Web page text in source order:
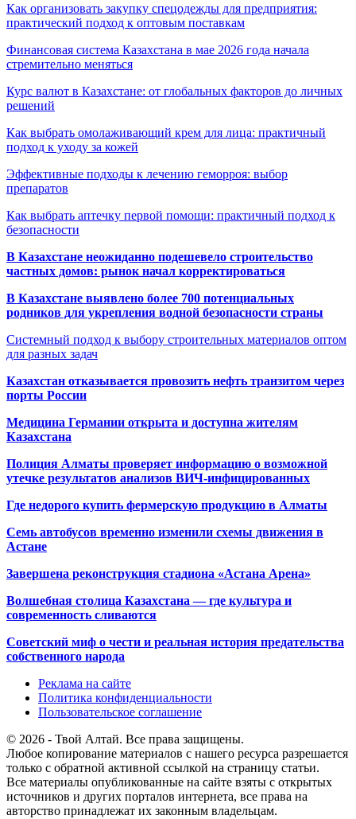
Как организовать закупку спецодежды для предприятия:
практический подход к оптовым поставкам
Финансовая система Казахстана в мае 2026 года начала
стремительно меняться
Курс валют в Казахстане: от глобальных факторов до личных
решений
Как выбрать омолаживающий крем для лица: практичный
подход к уходу за кожей
Эффективные подходы к лечению геморроя: выбор
препаратов
Как выбрать аптечку первой помощи: практичный подход к
безопасности
В Казахстане неожиданно подешевело строительство
частных домов: рынок начал корректироваться
В Казахстане выявлено более 700 потенциальных
родников для укрепления водной безопасности страны
Системный подход к выбору строительных материалов оптом
для разных задач
Казахстан отказывается провозить нефть транзитом через
порты России
Медицина Германии открыта и доступна жителям
Казахстана
Полиция Алматы проверяет информацию о возможной
утечке результатов анализов ВИЧ-инфицированных
Где недорого купить фермерскую продукцию в Алматы
Семь автобусов временно изменили схемы движения в
Астане
Завершена реконструкция стадиона «Астана Арена»
Волшебная столица Казахстана — где культура и
современность сливаются
Советский миф о чести и реальная история предательства
собственного народа
Реклама на сайте
Политика конфиденциальности
Пользовательское соглашение
© 2026 - Твой Алтай. Все права защищены.
Любое копирование материалов с нашего ресурса разрешается
только с обратной активной ссылкой на страницу статьи.
Все материалы опубликованные на сайте взяты с открытых
источников и других порталов интернета, все права на
авторство принадлежат их законным владельцам.